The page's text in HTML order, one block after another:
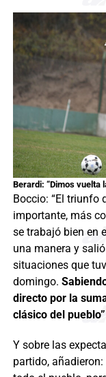
Berardi: “Dimos vuelta
Boccio: “El triunfo
importante, más
se trabajó bien en
una manera y
situaciones que
domingo.
directo por la
clásico del pueblo”
Y sobre las
partido,